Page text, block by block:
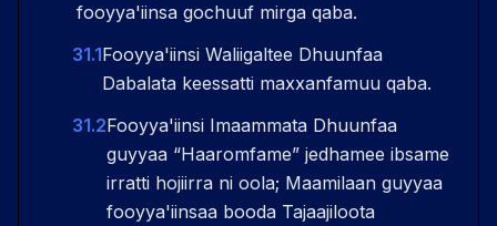
fooyya'iinsa gochuuf mirga qaba.
31.1Fooyya'iinsi Waliigaltee Dhuunfaa
Dabalata keessatti maxxanfamuu qaba.
31.2Fooyya'iinsi Imaammata Dhuunfaa
guyyaa “Haaromfame” jedhamee ibsame
irratti hojiirra ni oola; Maamilaan guyyaa
fooyya'iinsaa booda Tajaajiloota